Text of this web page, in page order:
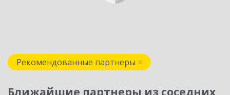
Рекомендованные партнеры
Ближайшие партнеры из соседних